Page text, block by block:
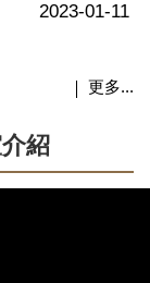
2023-01-11
更多...
紹